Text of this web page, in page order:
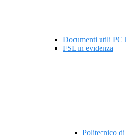
Documenti utili
FSL in evidenza
Politecnico